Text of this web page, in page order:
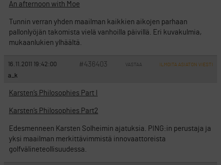
An afternoon with Moe
Tunnin verran yhden maailman kaikkien aikojen parhaan
pallonlyöjän takomista vielä vanhoilla päivillä. Eri kuvakulmia,
mukaanlukien ylhäältä.
16.11.2011 19:42:00 #436403 VASTAA ILMOITA ASIATON VIESTI
a_k
Karsten’s Philosophies Part I
Karsten’s Philosophies Part2
Edesmenneen Karsten Solheimin ajatuksia. PING:in perustaja ja
yksi maailman merkittävimmistä innovaattoreista
golfvälineteollisuudessa.